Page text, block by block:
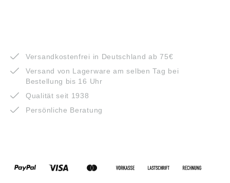
Versandkostenfrei in Deutschland ab 75€
Versand von Lagerware am selben Tag bei
Bestellung bis 16 Uhr
Qualität seit 1938
Persönliche Beratung